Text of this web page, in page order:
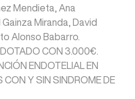
Mendieta, Ana
Miranda, David
Alonso Babarro.
CON 3.000€.
ENDOTELIAL EN
Y SIN SINDROME DE